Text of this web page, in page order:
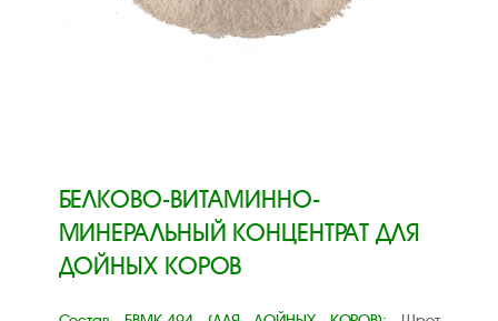
БЕЛКОВО-ВИТАМИННО-
МИНЕРАЛЬНЫЙ КОНЦЕНТРАТ ДЛЯ
ДОЙНЫХ КОРОВ